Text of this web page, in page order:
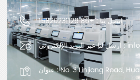
اتصل بنا :+86 15820231129
ارسل لنا عبر البريد الإلكتروني :
عنوان :No. 3 Linjiang Road,